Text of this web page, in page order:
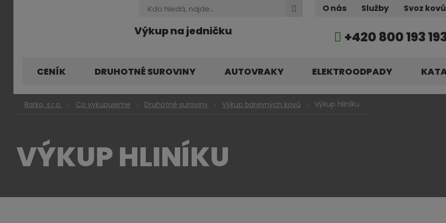
Výkup na jedničku +420 800 193
Vyhledávání Hledat O nás Služby Svoz kovů
CENÍK DRUHOTNÉ SUROVINY AUTOVRAKY ELEKTROODPADY
Barko, s.r.o. Co vykupujeme Druhotné suroviny Výkup barevných kovů Výkup hliníku
VÝKUP HLINÍKU